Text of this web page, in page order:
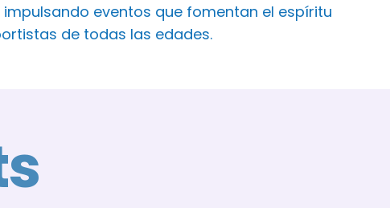
eventos que fomentan el espíritu
de todas las edades.